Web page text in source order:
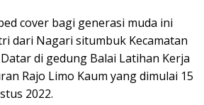
cover bagi generasi muda ini
dari Nagari situmbuk Kecamatan
di gedung Balai Latihan Kerja
Rajo Limo Kaum yang dimulai 15
2022.